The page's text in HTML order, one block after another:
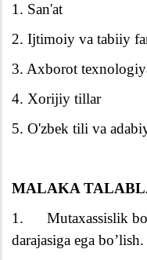
1. San'at
2. Ijtimoiy va tabiiy
3. Axborot
4. Xorijiy tillar
5. O'zbek tili va
MALAKA
1.
Mutaxassislik
darajasiga ega bo’lish.